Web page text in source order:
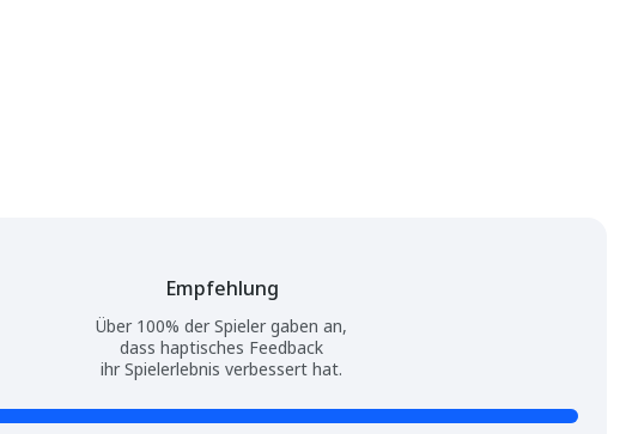
Empfehlung
Über 100% der Spieler gaben an,
dass haptisches Feedback
ihr Spielerlebnis verbessert hat.